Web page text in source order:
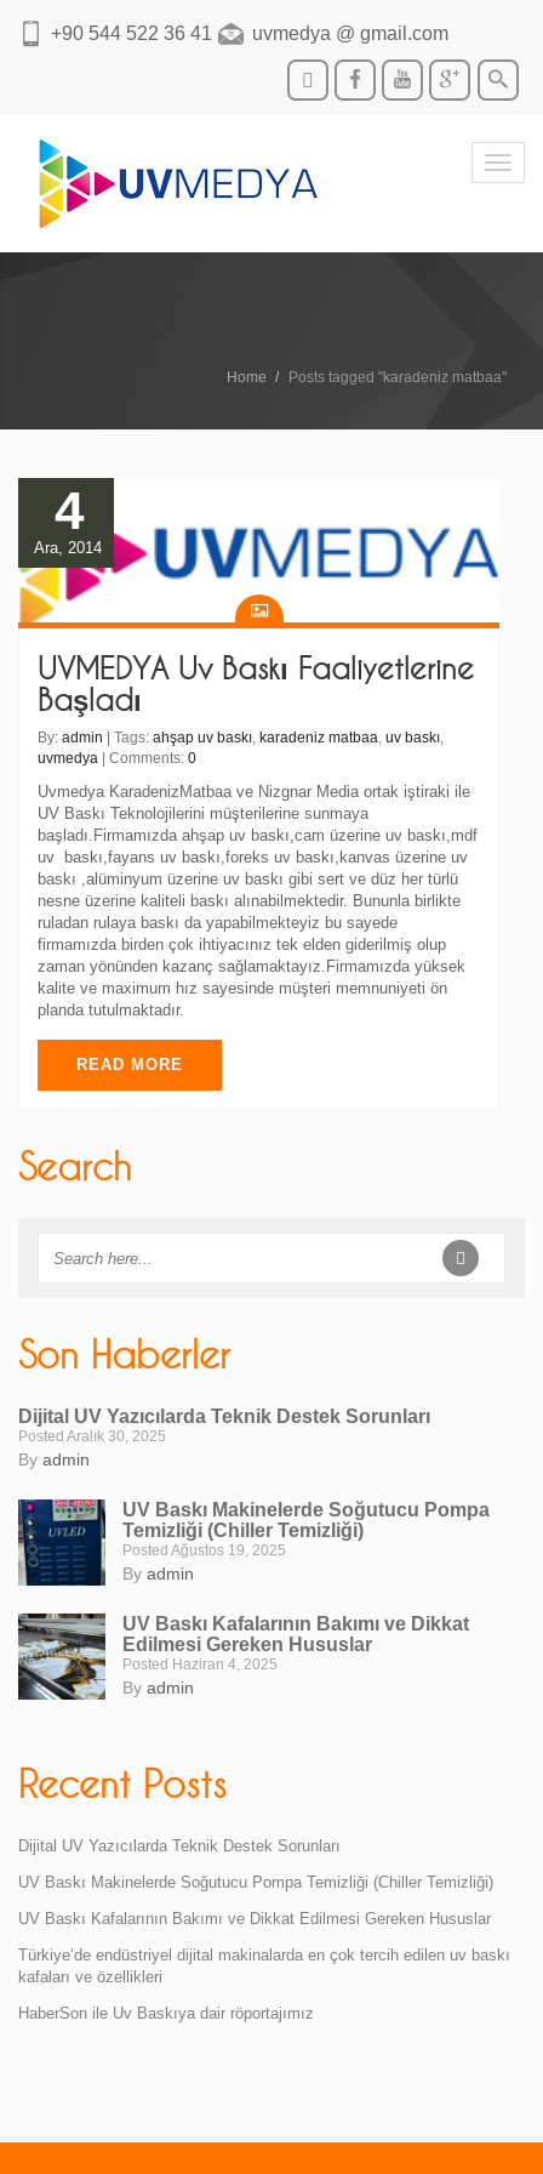
+90 544 522 36 41 uvmedya @ gmail.com
Home Posts tagged "karadeniz matbaa"
4
Ara, 2014
UVMEDYA Uv Baskı Faaliyetlerine
Başladı
By: admin | Tags: ahşap uv baskı, karadeniz matbaa, uv baskı,
uvmedya | Comments: 0
Uvmedya KaradenizMatbaa ve Nizgnar Media ortak iştiraki ile
UV Baskı Teknolojilerini müşterilerine sunmaya
başladı.Firmamızda ahşap uv baskı,cam üzerine uv baskı,mdf
uv baskı,fayans uv baskı,foreks uv baskı,kanvas üzerine uv
baskı ,alüminyum üzerine uv baskı gibi sert ve düz her türlü
nesne üzerine kaliteli baskı alınabilmektedir. Bununla birlikte
ruladan rulaya baskı da yapabilmekteyiz bu sayede
firmamızda birden çok ihtiyacınız tek elden giderilmiş olup
zaman yönünden kazanç sağlamaktayız.Firmamızda yüksek
kalite ve maximum hız sayesinde müşteri memnuniyeti ön
planda tutulmaktadır.
READ MORE
Search
Son Haberler
Dijital UV Yazıcılarda Teknik Destek Sorunları
Posted Aralık 30, 2025
By admin
UV Baskı Makinelerde Soğutucu Pompa
Temizliği (Chiller Temizliği)
Posted Ağustos 19, 2025
By admin
UV Baskı Kafalarının Bakımı ve Dikkat
Edilmesi Gereken Hususlar
Posted Haziran 4, 2025
By admin
Recent Posts
Dijital UV Yazıcılarda Teknik Destek Sorunları
UV Baskı Makinelerde Soğutucu Pompa Temizliği (Chiller Temizliği)
UV Baskı Kafalarının Bakımı ve Dikkat Edilmesi Gereken Hususlar
Türkiye’de endüstriyel dijital makinalarda en çok tercih edilen uv baskı
kafaları ve özellikleri
HaberSon ile Uv Baskıya dair röportajımız